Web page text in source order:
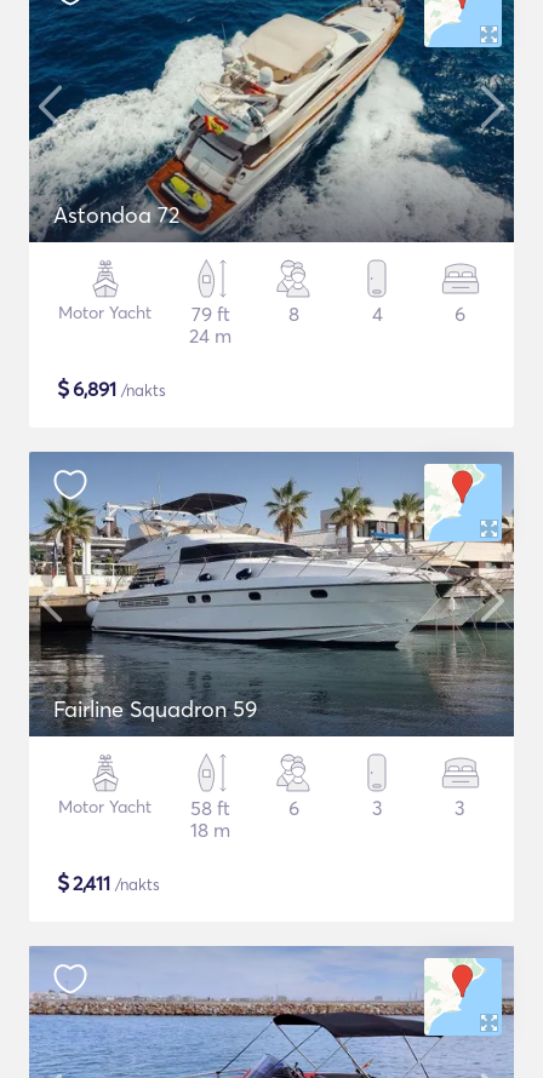
Astondoa 72
Motor Yacht
79 ft
24 m
8 4 6
$6,891 /nakts
Fairline Squadron 59
Motor Yacht
58 ft
18 m
6 3 3
$2,411 /nakts